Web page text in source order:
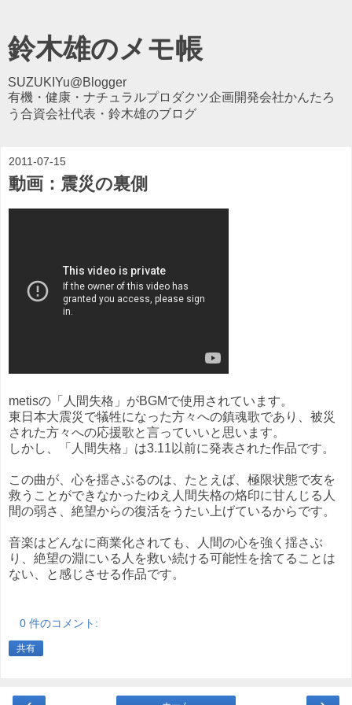
鈴木雄のメモ帳
SUZUKIYu@Blogger
有機・健康・ナチュラルプロダクツ企画開発会社かんたろ
う合資会社代表・鈴木雄のブログ
2011-07-15
動画：震災の裏側
metisの「人間失格」がBGMで使用されています。
東日本大震災で犠牲になった方々への鎮魂歌であり、被災
された方々への応援歌と言っていいと思います。
しかし、「人間失格」は3.11以前に発表された作品です。
この曲が、心を揺さぶるのは、たとえば、極限状態で友を
救うことができなかったゆえ人間失格の烙印に甘んじる人
間の弱さ、絶望からの復活をうたい上げているからです。
音楽はどんなに商業化されても、人間の心を強く揺さぶ
り、絶望の淵にいる人を救い続ける可能性を捨てることは
ない、と感じさせる作品です。
0 件のコメント:
共有